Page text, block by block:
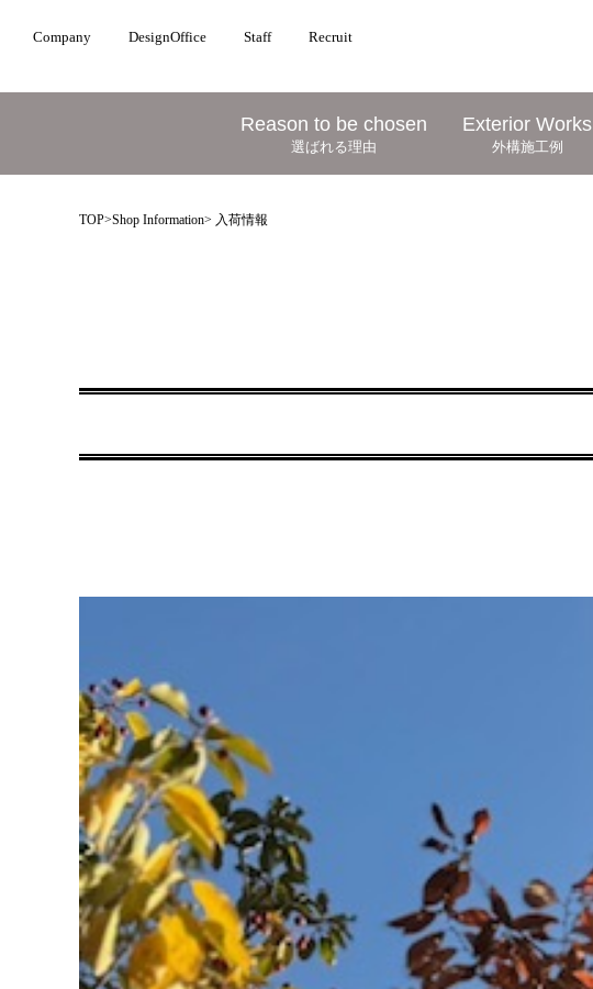
Company DesignOffice Staff Recruit
Reason to be chosen
選ばれる理由
Exterior Works
外構施工例
TOP>Shop Information> 入荷情報